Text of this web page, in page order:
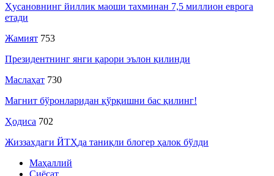
Ҳусановнинг йиллик маоши тахминан 7,5 миллион еврога
етади
Жамият 753
Президентнинг янги қарори эълон қилинди
Маслаҳат 730
Магнит бўронларидан қўрқишни бас қилинг!
Ҳодиса 702
Жиззахдаги ЙТҲда таниқли блогер ҳалок бўлди
Маҳаллий
Сиёсат